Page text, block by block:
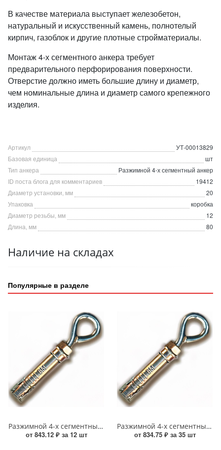
В качестве материала выступает железобетон,
натуральный и искусственный камень, полнотелый
кирпич, газоблок и другие плотные стройматериалы.
Монтаж 4-х сегментного анкера требует
предварительного перфорирования поверхности.
Отверстие должно иметь большие длину и диаметр,
чем номинальные длина и диаметр самого крепежного
изделия.
Артикул
УТ-00013829
Базовая единица
шт
Тип анкера
Разжимной 4-х сегментный анкер
ID поста блога для комментариев
19412
Диаметр установки, мм
20
Упаковка
коробка
Диаметр резьбы, мм
12
Длина, мм
80
Наличие на складах
Популярные в разделе
Разжимной 4-х сегментный анкер с кольцом 12*20*90 УТ-00013835
от 843.12 ₽ за 12 шт
Разжимной 4-х сегментный анкер с кольцом 8*14*55 УТ-00013833
от 834.75 ₽ за 35 шт